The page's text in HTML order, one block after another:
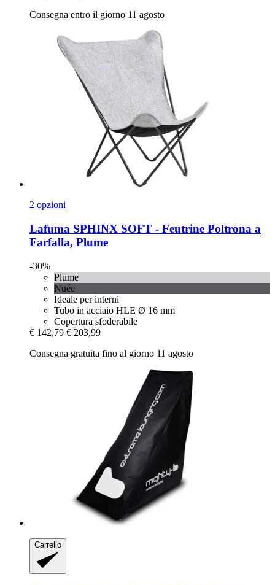
Consegna entro il giorno 11 agosto
2 opzioni
Lafuma SPHINX SOFT -​ Feutrine Poltrona a
Farfalla, Plume
-30%
Plume
Nuée
Ideale per interni
Tubo in acciaio HLE Ø 16 mm
Copertura sfoderabile
€ 142,79 € 203,99
Consegna gratuita fino al giorno 11 agosto
Carrello